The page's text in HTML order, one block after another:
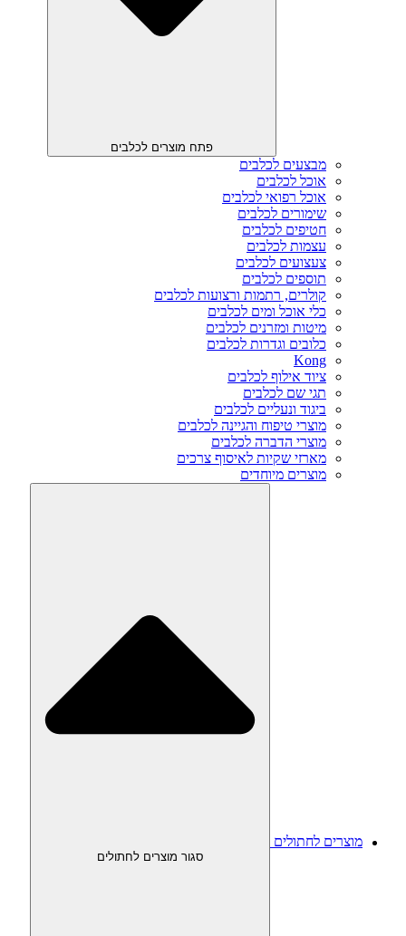
פתח מוצרים לכלבים
מבצעים לכלבים
אוכל לכלבים
אוכל רפואי לכלבים
שימורים לכלבים
חטיפים לכלבים
עצמות לכלבים
צעצועים לכלבים
תוספים לכלבים
קולרים, רתמות ורצועות לכלבים
כלי אוכל ומים לכלבים
מיטות ומזרנים לכלבים
כלובים וגדרות לכלבים
Kong
ציוד אילוף לכלבים
תגי שם לכלבים
ביגוד ונעליים לכלבים
מוצרי טיפוח והגיינה לכלבים
מוצרי הדברה לכלבים
מארזי שקיות לאיסוף צרכים
מוצרים מיוחדים
מוצרים לחתולים
סגור מוצרים לחתולים